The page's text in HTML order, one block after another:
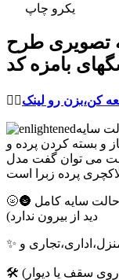
یکرو چاپ
تصویری طرح
👈🏻کن،بزن رو لینک
سایه
و بسته کردن پرده و
می توان گفت مدل
پرده زبرا است
🌝🌚 بهترین کاور برای نور و گرد و خاک است (در حالت سایه کامل
دید از بیرون ندارد)
سقف یا دیوار)